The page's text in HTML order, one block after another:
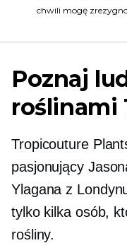
chwili mogę
Poznaj
roślinami
Tropicouture
pasjonujący
Ylagana z
tylko kilka osób,
rośliny.